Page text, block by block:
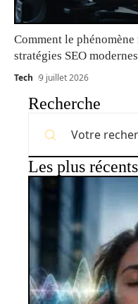
Comment le
stratégies SEO modernes
Tech 9 juillet 2026
Recherche
Les plus récents